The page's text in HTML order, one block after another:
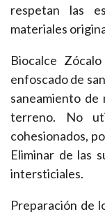
respetan las
materiales
Biocalce
enfoscado de
saneamiento de
terreno. No
cohesionados,
Eliminar de las
intersticiales.
Preparación de